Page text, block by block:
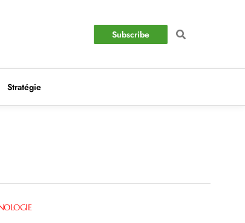
Subscribe
Stratégie